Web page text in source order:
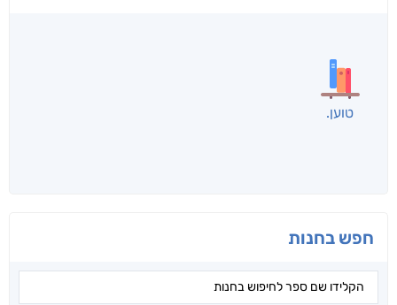
בילי הבלשית וחידת
ד"ר ליאור סומך